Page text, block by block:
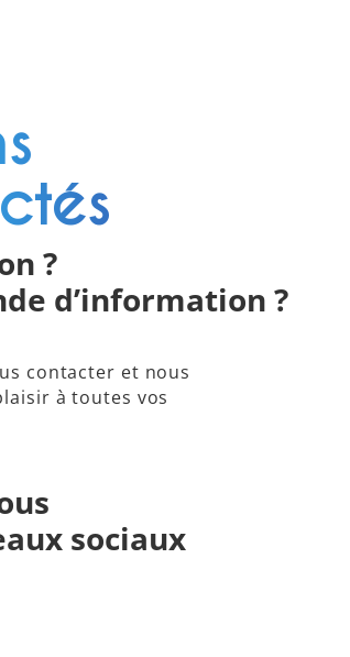
?
d’information ?
contacter et nous
à toutes vos
sociaux